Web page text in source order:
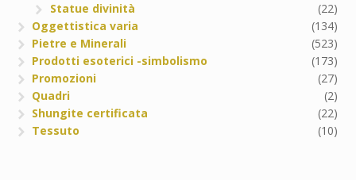
Statue divinità
(22)
Oggettistica varia
(134)
Pietre e Minerali
(523)
Prodotti esoterici -simbolismo
(173)
Promozioni
(27)
Quadri
(2)
Shungite certificata
(22)
Tessuto
(10)